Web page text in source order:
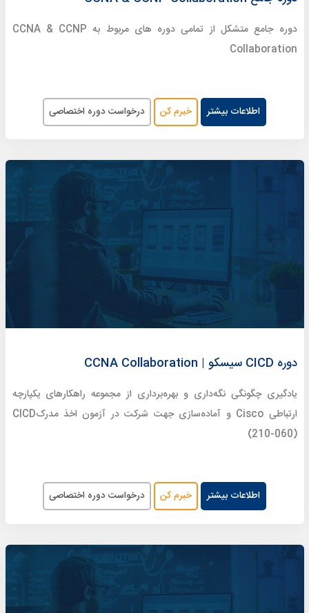
دوره جامع متشکل از تمامی دوره های مربوط به CCNA & CCNP
Collaboration
اطلاعات بیشتر خبرم کن درخواست دوره اختصاصی
دوره CICD سیسکو | CCNA Collaboration
یادگیری چگونگی نگه‌داری و بهره‌برداری از مجموعه راهکارهای یکپارچه
ارتباطی Cisco و آماده‌سازی جهت شرکت در آزمون اخذ مدرکCICD
(210-060)
اطلاعات بیشتر خبرم کن درخواست دوره اختصاصی